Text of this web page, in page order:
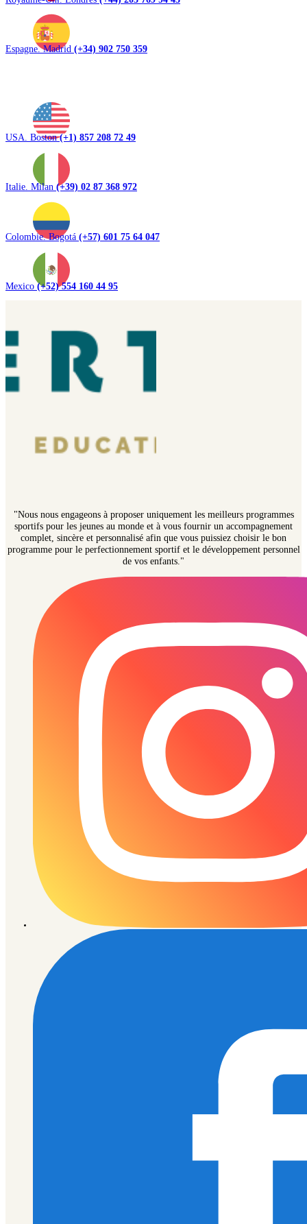
Espagne. Madrid (+34) 902 750 359
USA. Boston(+1) 857 208 72 49
Italie. Milan (+39) 02 87 368 972
Colombie. Bogotá (+57) 601 75 64 047
Mexico (+52) 554 160 44 95
"Nous nous engageons à proposer uniquement les meilleurs programmes
sportifs pour les jeunes au monde et à vous fournir un accompagnement
complet, sincère et personnalisé afin que vous puissiez choisir le bon
programme pour le perfectionnement sportif et le développement personnel
de vos enfants."